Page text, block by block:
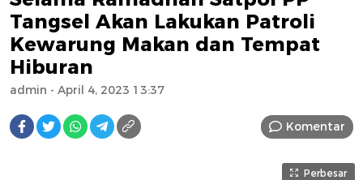
Tangsel Akan Lakukan Patroli
Kewarung Makan dan Tempat
Hiburan
admin - April 4, 2023 13:37
Komentar
Perbesar